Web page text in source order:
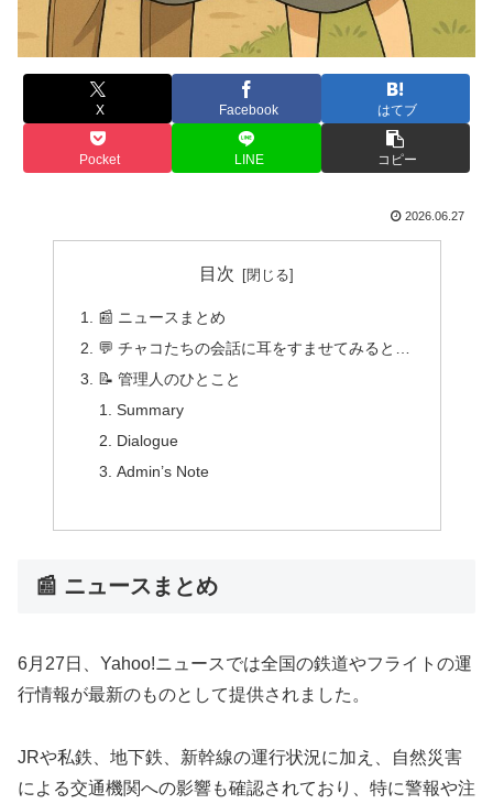
X Facebook はてブ
Pocket LINE コピー
2026.06.27
目次
📰 ニュースまとめ
💬 チャコたちの会話に耳をすませてみると…
📝 管理人のひとこと
Summary
Dialogue
Admin’s Note
📰 ニュースまとめ
6月27日、Yahoo!ニュースでは全国の鉄道やフライトの運
行情報が最新のものとして提供されました。
JRや私鉄、地下鉄、新幹線の運行状況に加え、自然災害
による交通機関への影響も確認されており、特に警報や注